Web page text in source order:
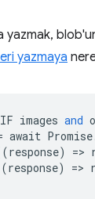
yazmak,
yazmaya
images and
await Promise
=>
=>